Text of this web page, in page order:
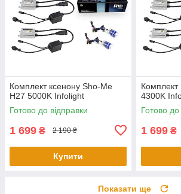
Комплект ксенону Sho-Me
H27 5000K Infolight
Готово до відправки
1 699 ₴ 2 190 ₴
Купити
Комплект
4300K
Готово до
1 699 ₴
Показати ще